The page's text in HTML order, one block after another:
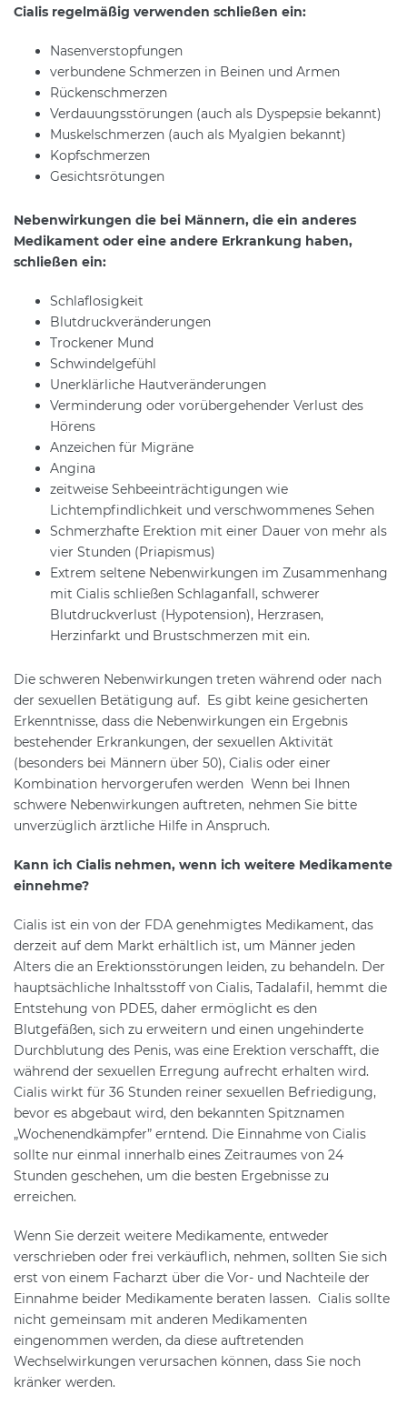
Cialis regelmäßig verwenden schließen ein:
Nasenverstopfungen
verbundene Schmerzen in Beinen und Armen
Rückenschmerzen
Verdauungsstörungen (auch als Dyspepsie bekannt)
Muskelschmerzen (auch als Myalgien bekannt)
Kopfschmerzen
Gesichtsrötungen
Nebenwirkungen die bei Männern, die ein anderes
Medikament oder eine andere Erkrankung haben,
schließen ein:
Schlaflosigkeit
Blutdruckveränderungen
Trockener Mund
Schwindelgefühl
Unerklärliche Hautveränderungen
Verminderung oder vorübergehender Verlust des
Hörens
Anzeichen für Migräne
Angina
zeitweise Sehbeeinträchtigungen wie
Lichtempfindlichkeit und verschwommenes Sehen
Schmerzhafte Erektion mit einer Dauer von mehr als
vier Stunden (Priapismus)
Extrem seltene Nebenwirkungen im Zusammenhang
mit Cialis schließen Schlaganfall, schwerer
Blutdruckverlust (Hypotension), Herzrasen,
Herzinfarkt und Brustschmerzen mit ein.
Die schweren Nebenwirkungen treten während oder nach
der sexuellen Betätigung auf. Es gibt keine gesicherten
Erkenntnisse, dass die Nebenwirkungen ein Ergebnis
bestehender Erkrankungen, der sexuellen Aktivität
(besonders bei Männern über 50), Cialis oder einer
Kombination hervorgerufen werden Wenn bei Ihnen
schwere Nebenwirkungen auftreten, nehmen Sie bitte
unverzüglich ärztliche Hilfe in Anspruch.
Kann ich Cialis nehmen, wenn ich weitere Medikamente
einnehme?
Cialis ist ein von der FDA genehmigtes Medikament, das
derzeit auf dem Markt erhältlich ist, um Männer jeden
Alters die an Erektionsstörungen leiden, zu behandeln. Der
hauptsächliche Inhaltsstoff von Cialis, Tadalafil, hemmt die
Entstehung von PDE5, daher ermöglicht es den
Blutgefäßen, sich zu erweitern und einen ungehinderte
Durchblutung des Penis, was eine Erektion verschafft, die
während der sexuellen Erregung aufrecht erhalten wird.
Cialis wirkt für 36 Stunden reiner sexuellen Befriedigung,
bevor es abgebaut wird, den bekannten Spitznamen
„Wochenendkämpfer” erntend. Die Einnahme von Cialis
sollte nur einmal innerhalb eines Zeitraumes von 24
Stunden geschehen, um die besten Ergebnisse zu
erreichen.
Wenn Sie derzeit weitere Medikamente, entweder
verschrieben oder frei verkäuflich, nehmen, sollten Sie sich
erst von einem Facharzt über die Vor- und Nachteile der
Einnahme beider Medikamente beraten lassen. Cialis sollte
nicht gemeinsam mit anderen Medikamenten
eingenommen werden, da diese auftretenden
Wechselwirkungen verursachen können, dass Sie noch
kränker werden.